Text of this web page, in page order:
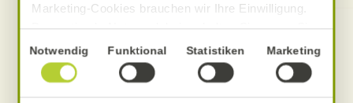
Marketing-Cookies brauchen wir Ihre Einwilligung.
Das optimale Nutzererlebnis erhalten Sie, wenn Sie
„Alle Cookies erlauben“ anklicken. Ihre Einwilligung
umfasst in diesem Fall auch den Einsatz von
Dienstleistern in Drittländern, die kein mit der EU
Einwilligungsauswahl
Notwendig Funktional Statistiken Marketing